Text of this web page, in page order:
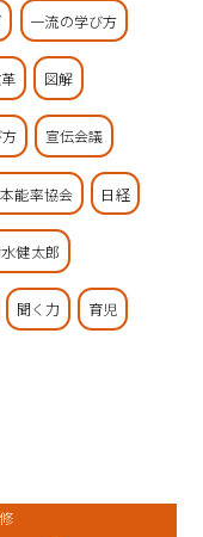
一流の学び方
図解
宣伝会議
能率協会 日経
健太郎
聞く力 育児